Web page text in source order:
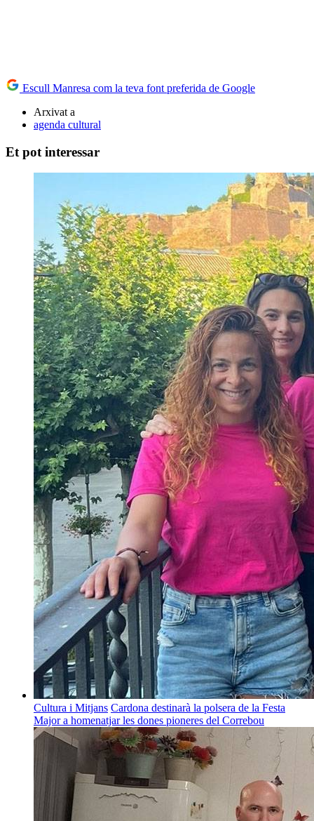
Escull Manresa com la teva font preferida de Google
Arxivat a
agenda cultural
Et pot interessar
Cultura i Mitjans Cardona destinarà la polsera de la Festa
Major a homenatjar les dones pioneres del Correbou